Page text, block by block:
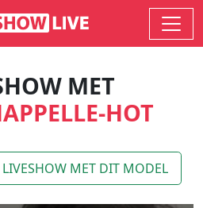
MET
HOT
LIVESHOW MET DIT MODEL